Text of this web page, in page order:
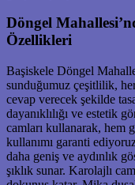
Döngel
Özellikleri
Başiskele Döngel
sunduğumuz çeşitlilik,
cevap verecek şekilde
dayanıklılığı ve estetik
camları kullanarak, hem
kullanımı garanti
daha geniş ve aydınlık
şıklık sunar. Karolajlı